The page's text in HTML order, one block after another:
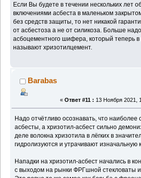
Если Вы будете в течении нескольких лет
включениями асбеста в маленьком
без средств защиты, то нет никакой
от асбестоза а не от силикоза. Больше
асбоцементного шифера, который теперь в
называют хризотилцемент.
Barabas
« Ответ #11 : 13 Ноября 2021,
Надо отчётливо осознавать, что
асбесты, а хризотил-асбест сильно
деле волокна хризотила в лёгких в
гидролизуются и утрачивают изначальную
Нападки на хризотил-асбест начались в
с выходом на рынки ФРГшной стекловаты